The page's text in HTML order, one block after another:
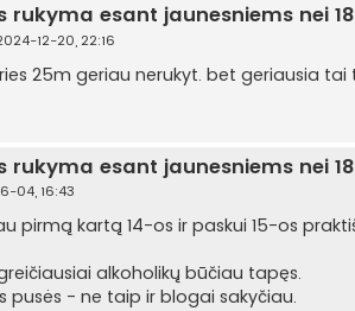
rukyma esant jaunesniems nei
12-20, 22:16
25m geriau nerukyt. bet geriausia
rukyma esant jaunesniems nei
04, 16:43
pirmą kartą 14-os ir paskui 15-os
alkoholikų būčiau tapęs.
pusės - ne taip ir blogai sakyčiau.